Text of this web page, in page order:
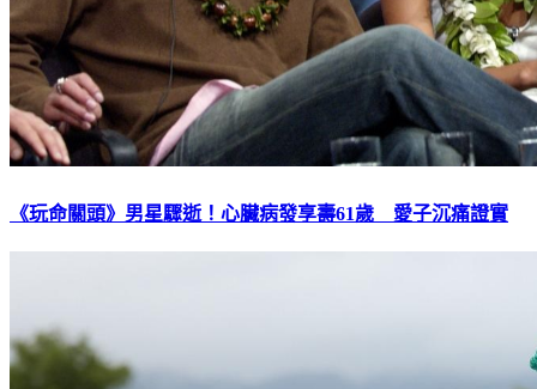
《玩命關頭》男星驟逝！心臟病發享壽61歲 愛子沉痛證實